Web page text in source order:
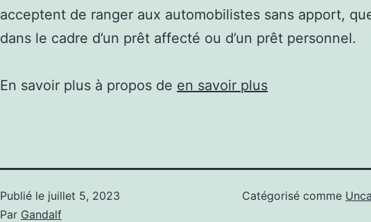
acceptent de ranger aux automobilistes sans apport,
dans le cadre d’un prêt affecté ou d’un prêt personnel.
En savoir plus à propos de en savoir plus
Publié le juillet 5, 2023
Par Gandalf
Catégorisé comme